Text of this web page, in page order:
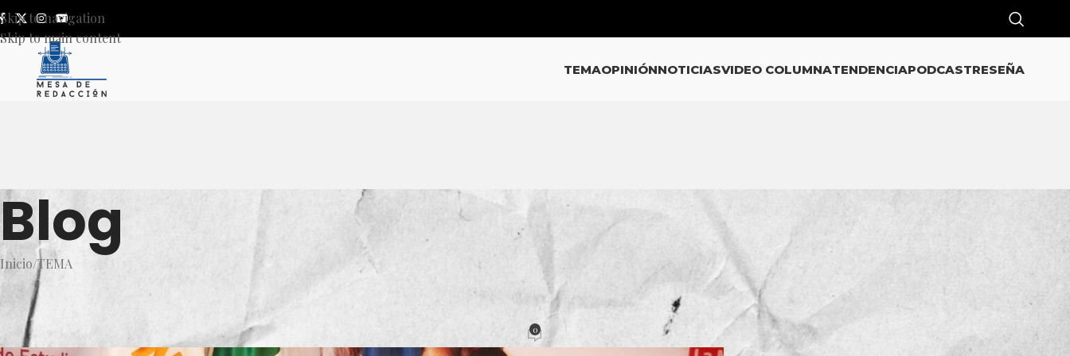
Skip to navigation
Skip to main content
TEMAOPINIÓNNOTICIASVIDEO COLUMNATENDENCIAPODCASTRESEÑA
Blog
Inicio TEMA
Realiza SNTE Foro sobre la Nueva Escuela Mexicana
Publicado por 0 CATEGORÍAS